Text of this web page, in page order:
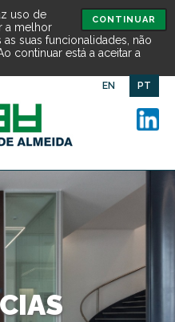
CONTINUAR
uso de
a melhor
suas funcionalidades, não
continuar está a aceitar a
EN PT